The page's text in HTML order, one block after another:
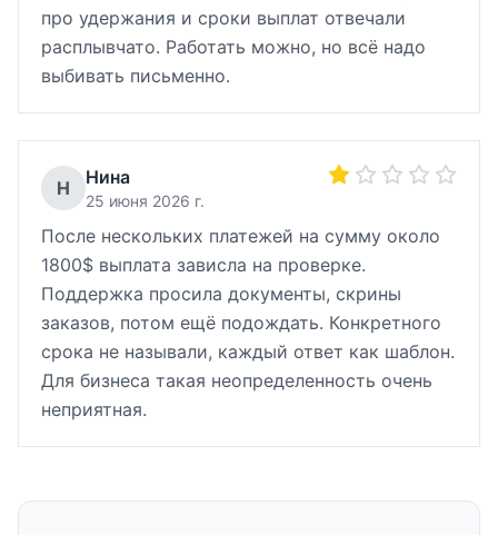
про удержания и сроки выплат отвечали
расплывчато. Работать можно, но всё надо
выбивать письменно.
Н Нина
25 июня 2026 г.
После нескольких платежей на сумму около
1800$ выплата зависла на проверке.
Поддержка просила документы, скрины
заказов, потом ещё подождать. Конкретного
срока не называли, каждый ответ как шаблон.
Для бизнеса такая неопределенность очень
неприятная.